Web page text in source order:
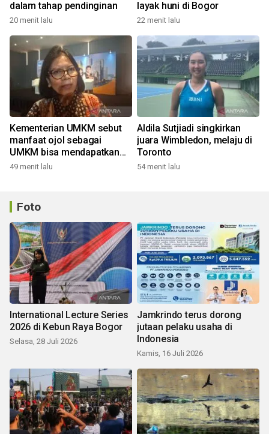
dalam tahap pendinginan
20 menit lalu
layak huni di Bogor
22 menit lalu
Kementerian UMKM sebut
manfaat ojol sebagai
UMKM bisa mendapatkan
KUR
49 menit lalu
Aldila Sutjiadi singkirkan
juara Wimbledon, melaju di
Toronto
54 menit lalu
Foto
International Lecture Series
2026 di Kebun Raya Bogor
Selasa, 28 Juli 2026
Jamkrindo terus dorong
jutaan pelaku usaha di
Indonesia
Kamis, 16 Juli 2026